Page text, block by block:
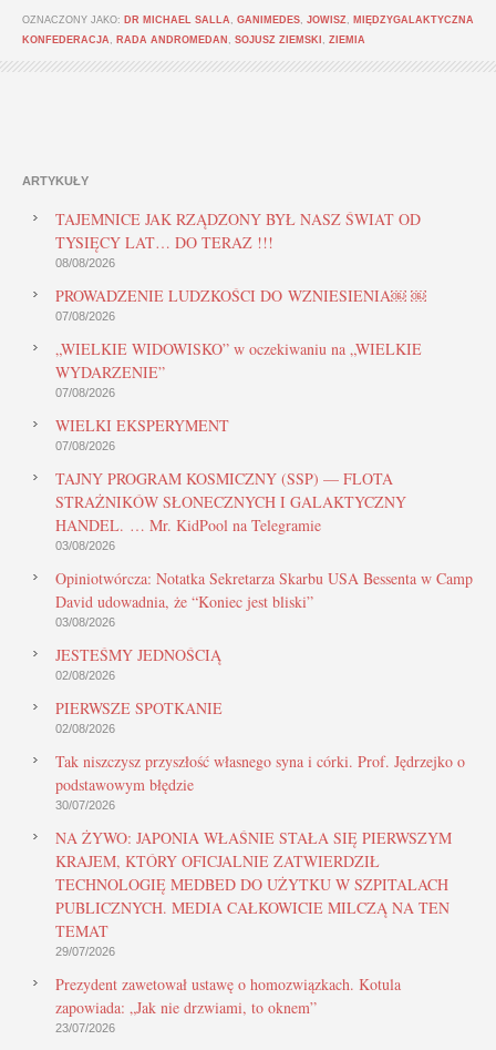
OZNACZONY JAKO: DR MICHAEL SALLA GANIMEDES JOWISZ
MIĘDZYGALAKTYCZNA
KONFEDERACJA
RADA ANDROMEDAN SOJUSZ ZIEMSKI ZIEMIA
ARTYKUŁY
TAJEMNICE JAK RZĄDZONY BYŁ NASZ ŚWIAT OD
TYSIĘCY LAT… DO TERAZ !!!
08/08/2026
PROWADZENIE LUDZKOŚCI DO WZNIESIENIA￼ ￼
07/08/2026
„WIELKIE WIDOWISKO” w oczekiwaniu na „WIELKIE
WYDARZENIE”
07/08/2026
WIELKI EKSPERYMENT
07/08/2026
TAJNY PROGRAM KOSMICZNY (SSP) — FLOTA
STRAŻNIKÓW SŁONECZNYCH I GALAKTYCZNY
HANDEL. … Mr. KidPool na Telegramie
03/08/2026
Opiniotwórcza: Notatka Sekretarza Skarbu USA Bessenta w Camp
David udowadnia, że “Koniec jest bliski”
03/08/2026
JESTEŚMY JEDNOŚCIĄ
02/08/2026
PIERWSZE SPOTKANIE
02/08/2026
Tak niszczysz przyszłość własnego syna i córki. Prof. Jędrzejko o
podstawowym błędzie
30/07/2026
NA ŻYWO: JAPONIA WŁAŚNIE STAŁA SIĘ PIERWSZYM
KRAJEM, KTÓRY OFICJALNIE ZATWIERDZIŁ
TECHNOLOGIĘ MEDBED DO UŻYTKU W SZPITALACH
PUBLICZNYCH. MEDIA CAŁKOWICIE MILCZĄ NA TEN
TEMAT
29/07/2026
Prezydent zawetował ustawę o homozwiązkach. Kotula
zapowiada: „Jak nie drzwiami, to oknem”
23/07/2026